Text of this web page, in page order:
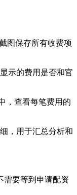
图保存所有收费项
示的费用是否和官
，查看每笔费用的
，用于汇总分析和
需要等到申请配资